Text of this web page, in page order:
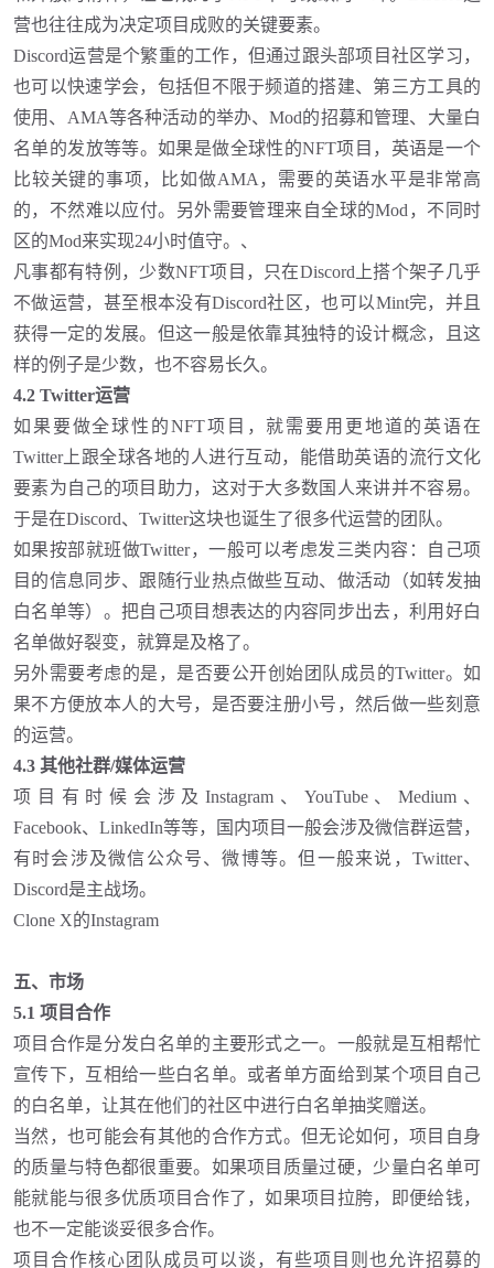
营也往往成为决定项目成败的关键要素。
Discord运营是个繁重的工作，但通过跟头部项目社区学习，
也可以快速学会，包括但不限于频道的搭建、第三方工具的
使用、AMA等各种活动的举办、Mod的招募和管理、大量白
名单的发放等等。如果是做全球性的NFT项目，英语是一个
比较关键的事项，比如做AMA，需要的英语水平是非常高
的，不然难以应付。另外需要管理来自全球的Mod，不同时
区的Mod来实现24小时值守。、
凡事都有特例，少数NFT项目，只在Discord上搭个架子几乎
不做运营，甚至根本没有Discord社区，也可以Mint完，并且
获得一定的发展。但这一般是依靠其独特的设计概念，且这
样的例子是少数，也不容易长久。
4.2 Twitter运营
如果要做全球性的NFT项目，就需要用更地道的英语在
Twitter上跟全球各地的人进行互动，能借助英语的流行文化
要素为自己的项目助力，这对于大多数国人来讲并不容易。
于是在Discord、Twitter这块也诞生了很多代运营的团队。
如果按部就班做Twitter，一般可以考虑发三类内容：自己项
目的信息同步、跟随行业热点做些互动、做活动（如转发抽
白名单等）。把自己项目想表达的内容同步出去，利用好白
名单做好裂变，就算是及格了。
另外需要考虑的是，是否要公开创始团队成员的Twitter。如
果不方便放本人的大号，是否要注册小号，然后做一些刻意
的运营。
4.3 其他社群/媒体运营
项目有时候会涉及Instagram、YouTube、Medium、
Facebook、LinkedIn等等，国内项目一般会涉及微信群运营，
有时会涉及微信公众号、微博等。但一般来说，Twitter、
Discord是主战场。
Clone X的Instagram
五、市场
5.1 项目合作
项目合作是分发白名单的主要形式之一。一般就是互相帮忙
宣传下，互相给一些白名单。或者单方面给到某个项目自己
的白名单，让其在他们的社区中进行白名单抽奖赠送。
当然，也可能会有其他的合作方式。但无论如何，项目自身
的质量与特色都很重要。如果项目质量过硬，少量白名单可
能就能与很多优质项目合作了，如果项目拉胯，即便给钱，
也不一定能谈妥很多合作。
项目合作核心团队成员可以谈，有些项目则也允许招募的